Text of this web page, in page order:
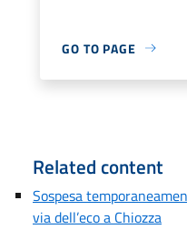
GO TO PAGE
Related content
Sospesa
via dell’eco a Chiozza